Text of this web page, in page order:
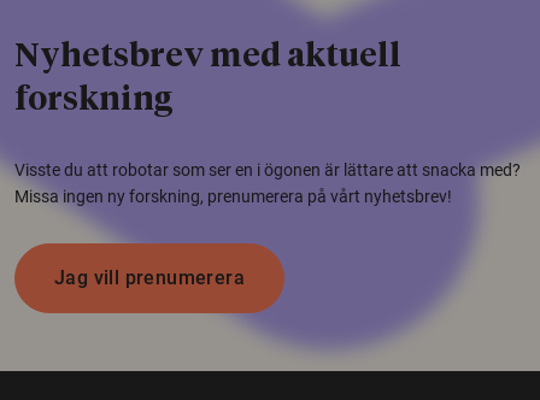
Nyhetsbrev med aktuell
forskning
Visste du att robotar som ser en i ögonen är lättare att snacka med?
Missa ingen ny forskning, prenumerera på vårt nyhetsbrev!
Jag vill prenumerera